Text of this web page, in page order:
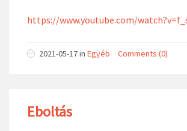
https://www.youtube.com/
2021-05-17in Egyéb Comments (0)
Eboltás